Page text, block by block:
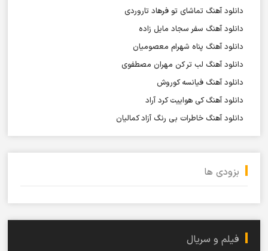
دانلود آهنگ تماشای تو فرهاد تاروردی
دانلود آهنگ سفر سجاد مایل زاده
دانلود آهنگ پناه شهرام معصومیان
دانلود آهنگ لب تر کن مهران مصطفوی
دانلود آهنگ فیانسه کوروش
دانلود آهنگ کی هواییت کرد آراد
دانلود آهنگ خاطرات بی رنگ آزاد کمالیان
بزودی ها
فیلم و سریال